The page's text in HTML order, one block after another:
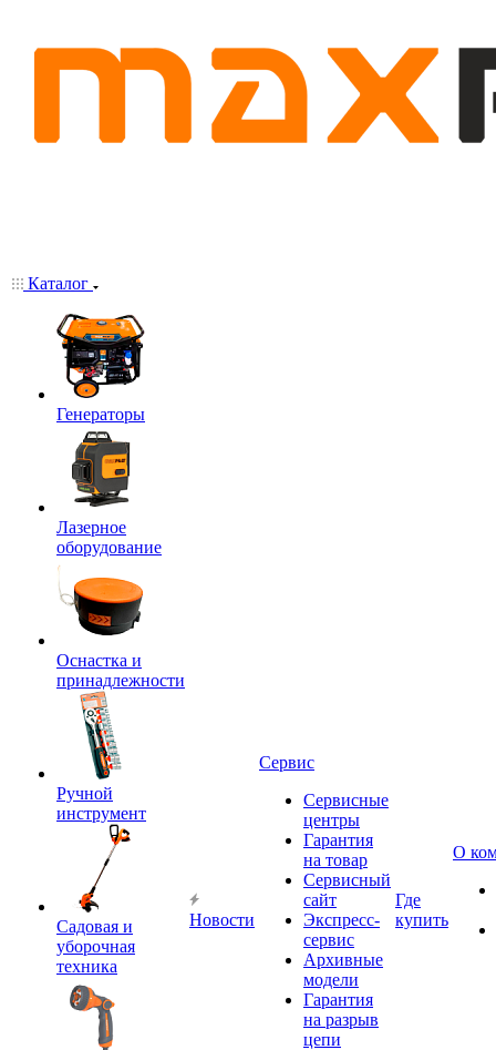
Каталог
Генераторы
Лазерное
оборудование
Оснастка и
принадлежности
Ручной
инструмент
Садовая и
уборочная
техника
Новости
Сервис
Сервисные
центры
Гарантия
на товар
Сервисный
сайт
Экспресс-
сервис
Архивные
модели
Гарантия
на разрыв
цепи
Где
купить
О